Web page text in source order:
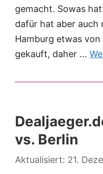
gemacht. Sowas
dafür hat aber auch
Hamburg etwas
gekauft, daher …
vs. Berlin
21.